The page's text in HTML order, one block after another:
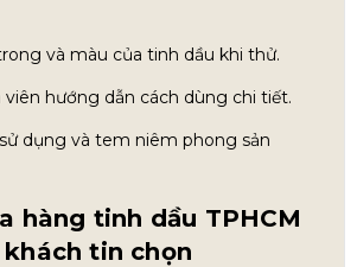
và màu của tinh dầu khi thử.
viên hướng dẫn cách dùng chi tiết.
dụng và tem niêm phong sản
hàng tinh dầu TPHCM
tin chọn